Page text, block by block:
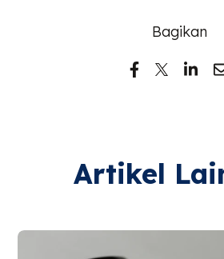
Bagikan
Artikel